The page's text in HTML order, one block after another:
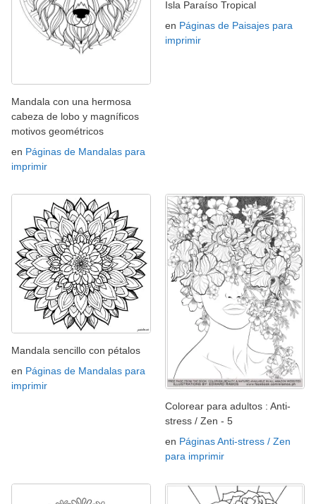
Mandala con una hermosa
cabeza de lobo y magníficos
motivos geométricos
en Páginas de Mandalas para
imprimir
Isla Paraíso Tropical
en Páginas de Paisajes para
imprimir
Mandala sencillo con pétalos
en Páginas de Mandalas para
imprimir
Colorear para adultos : Anti-
stress / Zen - 5
en Páginas Anti-stress / Zen
para imprimir